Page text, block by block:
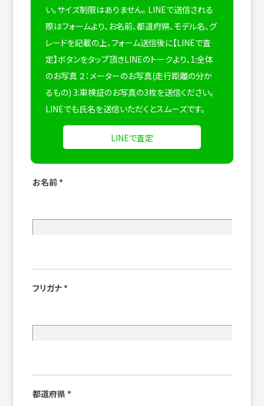
い。サイズ制限はありません。 LINEで送信される
際はフォームより、お名前、都道府県、モデル名、グ
レードを記載の上、フォーム送信後に【LINEで査
定】ボタンをタップ頂きLINEのトークより、1:全体
のお写真 ２：メーターのお写真(走行距離の分か
るもの) 3:車検証のお写真の3枚を送信ください。
LINEでも氏名を送信いただくとスムーズです。
LINEで査定
お名前 *
フリガナ *
都道府県 *